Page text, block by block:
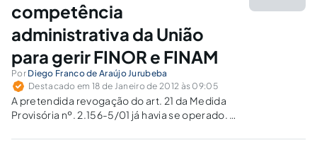
competência
administrativa da União
para gerir FINOR e FINAM
Por Diego Franco de Araújo Jurubeba
Destacado em 18 de Janeiro de 2012 às 09:05
A pretendida revogação do art. 21 da Medida
Provisória nº. 2.156-5/01 já havia se operado. A
relativos ao Fundo de Investimentos do